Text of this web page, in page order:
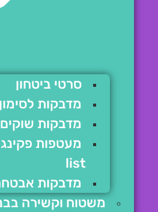
סרטי ביטחון
מדבקות לסימון
מדבקות שוקים
list
מדבקות אבטחה
משטוח וקשירה